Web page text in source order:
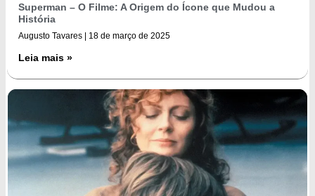
Superman – O Filme: A Origem do Ícone que Mudou a
História
Augusto Tavares 18 de março de 2025
Leia mais »